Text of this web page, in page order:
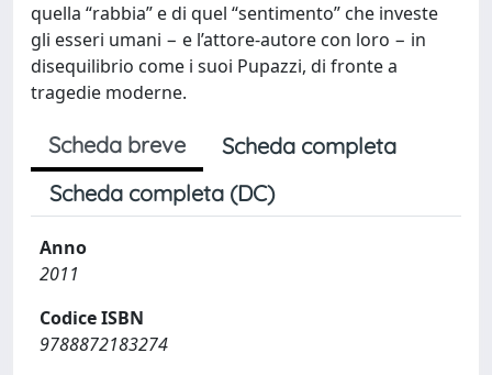
quella “rabbia” e di quel “sentimento” che investe
gli esseri umani − e l’attore-autore con loro − in
disequilibrio come i suoi Pupazzi, di fronte a
tragedie moderne.
Scheda breve
Scheda completa
Scheda completa (DC)
Anno
2011
Codice ISBN
9788872183274